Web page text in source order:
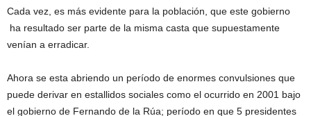
Cada vez, es más evidente para la población, que este gobierno
ha resultado ser parte de la misma casta que supuestamente
venían a erradicar.
Ahora se esta abriendo un período de enormes convulsiones que
puede derivar en estallidos sociales como el ocurrido en 2001 bajo
el gobierno de Fernando de la Rúa; período en que 5 presidentes